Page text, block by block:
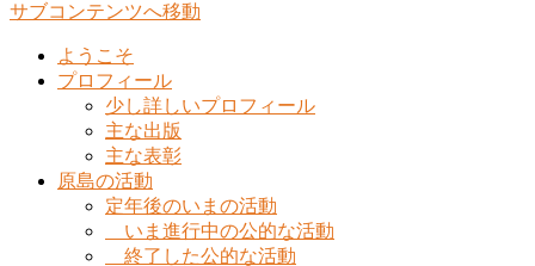
サブコンテンツへ移動
ようこそ
プロフィール
少し詳しいプロフィール
主な出版
主な表彰
原島の活動
定年後のいまの活動
いま進行中の公的な活動
終了した公的な活動